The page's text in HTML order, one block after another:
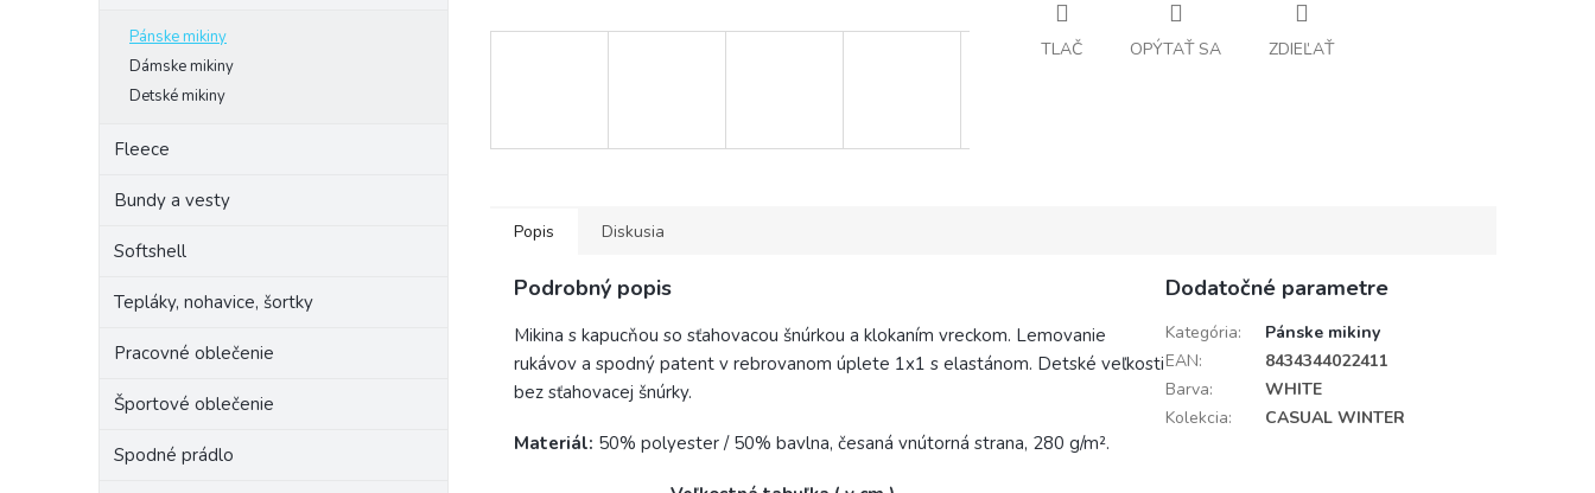
Pánske mikiny
Dámske mikiny
Detské mikiny
Fleece
Bundy a vesty
Softshell
Tepláky, nohavice, šortky
Pracovné oblečenie
Športové oblečenie
Spodné prádlo
TLAČ OPÝTAŤ SA ZDIEĽAŤ
Popis Diskusia
Podrobný popis
Mikina s kapucňou so sťahovacou šnúrkou a klokaním vreckom. Lemovanie
rukávov a spodný patent v rebrovanom úplete 1x1 s elastánom. Detské veľkosti
bez sťahovacej šnúrky.
Materiál: 50% polyester / 50% bavlna, česaná vnútorná strana, 280 g/m².
Dodatočné parametre
Kategória:
Pánske mikiny
EAN:
8434344022411
Barva:
WHITE
Kolekcia: CASUAL WINTER